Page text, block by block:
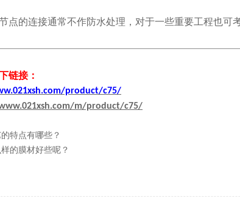
的连接通常不作防水处理，对于一些重要工程也可
链接：
product/c75/
m/product/c75/
特点有哪些？
的膜材好些呢？